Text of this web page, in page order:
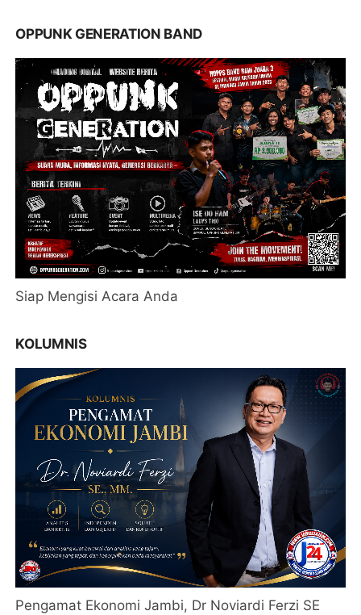
OPPUNK GENERATION BAND
Siap Mengisi Acara Anda
KOLUMNIS
Pengamat Ekonomi Jambi, Dr Noviardi Ferzi SE